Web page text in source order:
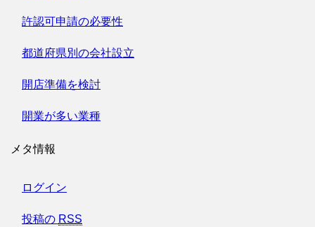
許認可申請の必要性
都道府県別の会社設立
開店準備を検討
開業が多い業種
メタ情報
ログイン
投稿の RSS